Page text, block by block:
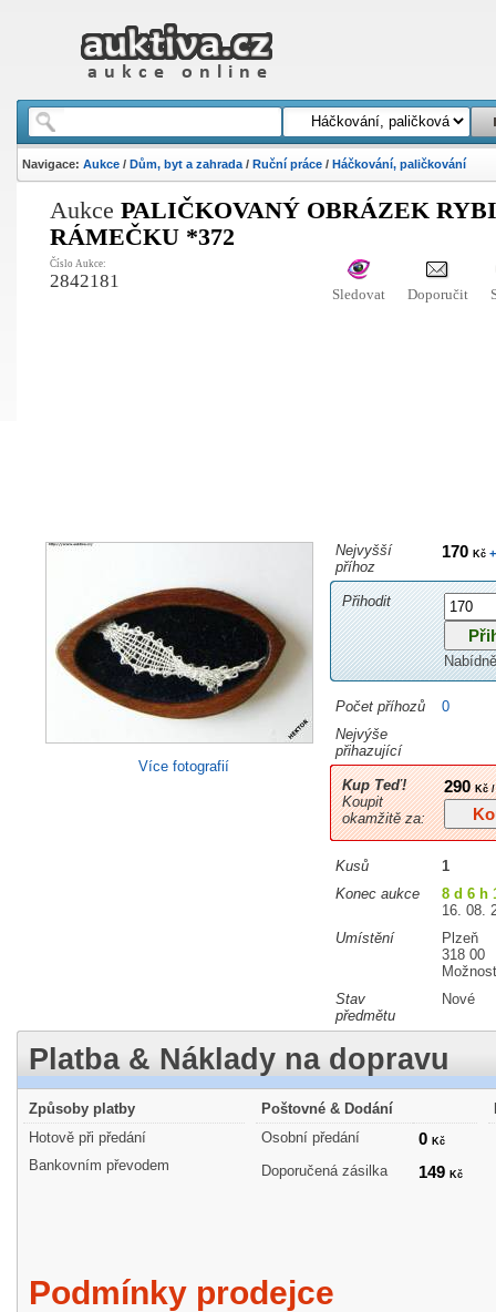
Navigace: Aukce/ Dům, byt a zahrada/ Ruční práce/ Háčkování, paličkování
Aukce PALIČKOVANÝ OBRÁZEK
RÁMEČKU *372
Číslo Aukce:
2842181
Sledovat Doporučit
Více fotografií
Nejvyšší
příhoz
170 Kč+
Přihodit
Počet příhozů
0
Nejvýše
přihazující
Kup Teď!
Koupit
okamžitě za:
290Kč
Kusů
1
Konec aukce
8 d 6 h
16. 08.
Umístění
Plzeň
318 00
Stav
předmětu
Nové
Platba & Náklady na dopravu
Způsoby platby
Hotově při předání
Bankovním převodem
Poštovné & Dodání
Osobní předání
0 Kč
Doporučená zásilka 149 Kč
Podmínky prodejce